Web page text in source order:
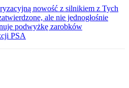
nowość z silnikiem z Tych
ale nie jednogłośnie
podwyżkę zarobków
PSA